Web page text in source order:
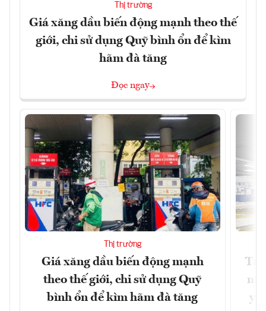
Thị trường
Giá xăng dầu biến động mạnh theo thế
giới, chi sử dụng Quỹ bình ổn để kìm
hãm đà tăng
Đọc ngay
Thị trường
Giá xăng dầu biến động mạnh
theo thế giới, chi sử dụng Quỹ
bình ổn để kìm hãm đà tăng